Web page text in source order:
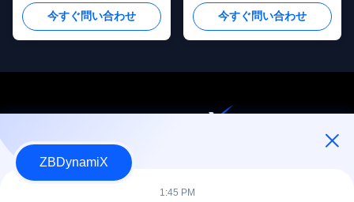
ルク 25:1比率 OD53mm
今すぐ問い合わせ
ー 70Nmピークトルク 36:1
比 OD56mm
今すぐ問い合わせ
人型ロボット用バッテリーパックおよびアクチュエータの設計・
ZBDynamiX
1:45 PM